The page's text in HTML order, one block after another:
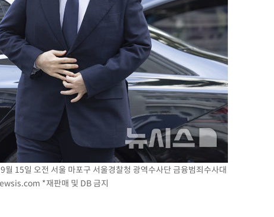
15일 오전 서울 마포구 서울경찰청 광역수사단 금융범죄수사대
*재판매 및 DB 금지